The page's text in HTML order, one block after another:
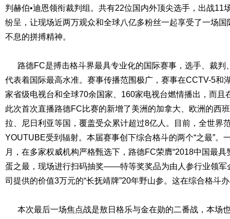
判赫伯•迪恩领衔裁判组。共有22位国内外顶尖选手，出战11
纷呈，让现场近两万观众和全球八亿多粉丝一起享受了一场
不息的拼搏精神。
路德FC是搏击格斗界最具专业化的国际赛事，选手、裁判
代表着国际最高水准。赛事传播范围极广，赛事在CCTV-5和
家省级电视台和全球70余国家、160家电视台燃情播出，而且
此次首次直播路德FC比赛的新增了美洲的加拿大、欧洲的西
拉、尼日利亚等国，覆盖受众累计超过8亿人。目前，全世界
YOUTUBE受到辐射。本届赛事创下综合格斗的两个“之最”。
月，在多家权威机构严格甄选下，路德FC荣膺“2018中国最具
蛋之最，现场进行扫码抽奖——特等奖奖品为由人参行业领军
司提供的价值3万元的“长抚靖牌”20年野山参。这在综合格斗
本次最后一场焦点战是敖日格乐与金在勋的二番战，本场